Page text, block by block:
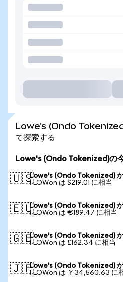
Lowe's (Ondo Tokenized)
て探索する
Lowe's (Ondo Tokenized)の
🇺🇸Lowe's (Ondo Tokenized)
1 LOWon は $219.01 に相当
🇪🇺Lowe's (Ondo Tokenized) か
1 LOWon は €189.47 に相当
🇬🇧Lowe's (Ondo Tokenized) か
1 LOWon は £162.34 に相当
🇯🇵Lowe's (Ondo Tokenized) か
1 LOWon は ￥34,560.63 に